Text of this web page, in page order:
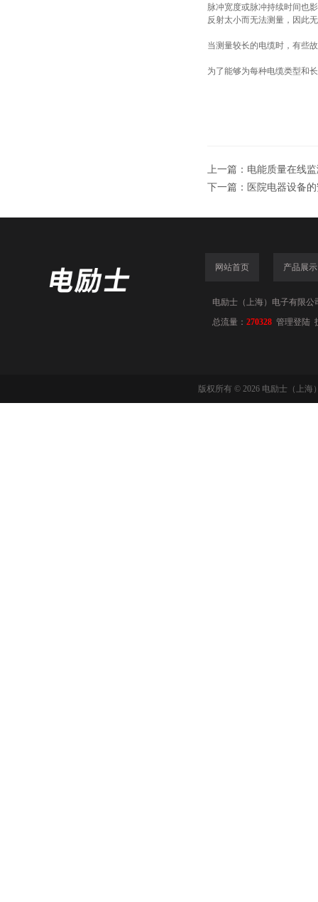
脉冲宽度或脉冲持续时间也
反射太小而无法测量，因此
当测量较长的电缆时，有些
为了能够为每种电缆类型和
上一篇： 电能质量在线
下一篇： 医院电器设备
网站首页 产品展示
电励士（上海）电子有限公
总流量： 270328 管理登陆
版权所有 © 2026 电励士（上